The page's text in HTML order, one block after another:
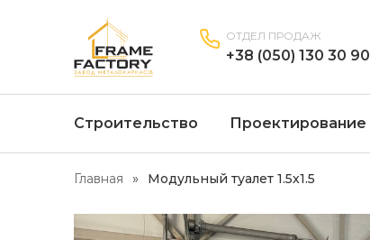
ОТДЕЛ ПРОДАЖ
+38 (050) 130 30 90
Строительство Проектирование
Главная Модульный туалет 1.5х1.5